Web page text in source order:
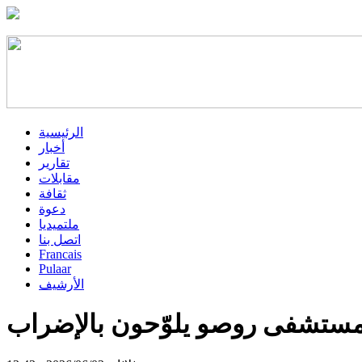
الرئيسية
أخبار
تقارير
مقابلات
ثقافة
دعوة
ملتميديا
اتصل بنا
Francais
Pulaar
الأرشيف
مستشفى روصو يلوّحون بالإضراب